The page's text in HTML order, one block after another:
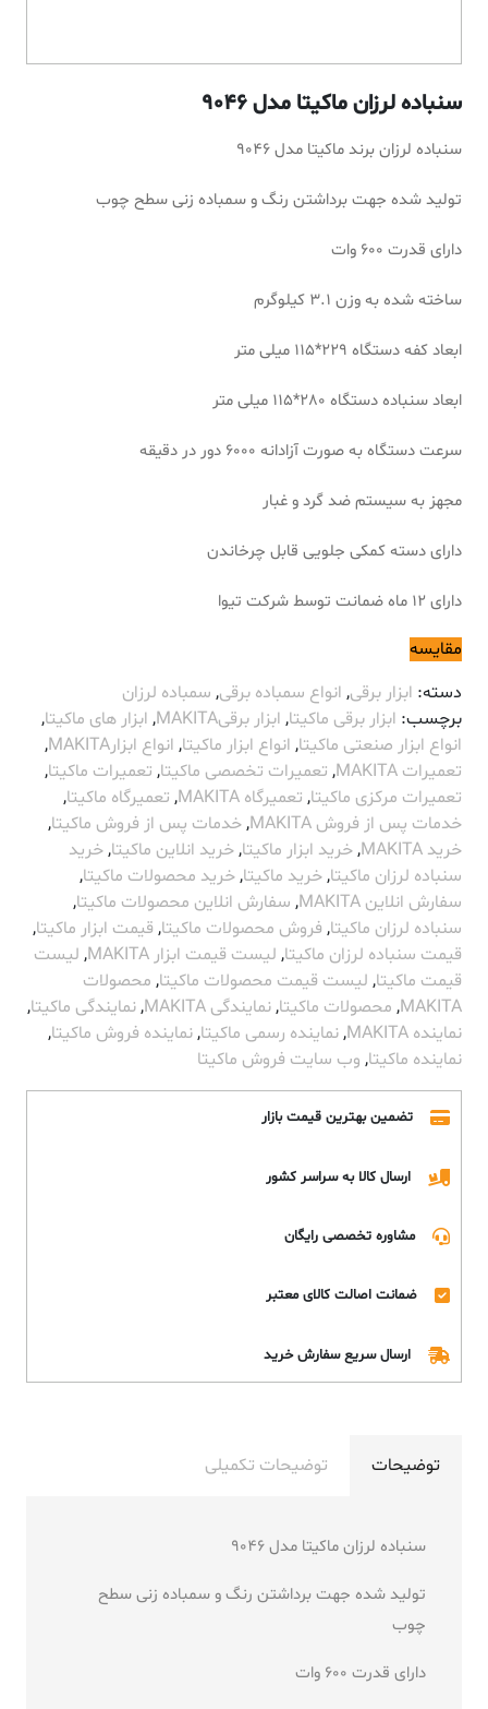
سنباده لرزان ماکیتا مدل 9046
سنباده لرزان برند ماکیتا مدل 9046
تولید شده جهت برداشتن رنگ و سمباده زنی سطح چوب
دارای قدرت 600 وات
ساخته شده به وزن 3.1 کیلوگرم
ابعاد کفه دستگاه 229*115 میلی متر
ابعاد سنباده دستگاه 280*115 میلی متر
سرعت دستگاه به صورت آزادانه 6000 دور در دقیقه
مجهز به سیستم ضد گرد و غبار
دارای دسته کمکی جلویی قابل چرخاندن
دارای 12 ماه ضمانت توسط شرکت تیوا
مقایسه
دسته: ابزار برقی, انواع سمباده برقی, سمباده لرزان
برچسب: ابزار برقی ماکیتا, ابزار برقیMAKITA , ابزار های ماکیتا,
انواع ابزار صنعتی ماکیتا, انواع ابزار ماکیتا, انواع ابزارMAKITA
,
تعمیرات MAKITA
, تعمیرات تخصصی ماکیتا, تعمیرات ماکیتا,
تعمیرات مرکزی ماکیتا, تعمیرگاه MAKITA , تعمیرگاه ماکیتا,
خدمات پس از فروش MAKITA
,خدمات پس از فروش ماکیتا,
خرید MAKITA
,خرید ابزار ماکیتا,خرید انلاین ماکیتا,خرید
سنباده لرزان ماکیتا,خرید ماکیتا,خرید محصولات ماکیتا,
سفارش انلاین MAKITA
, سفارش انلاین محصولات ماکیتا,
سنباده لرزان ماکیتا, فروش محصولات ماکیتا, قیمت ابزار ماکیتا,
قیمت سنباده لرزان ماکیتا, لیست قیمت ابزار MAKITA , لیست
قیمت ماکیتا, لیست قیمت محصولات ماکیتا, محصولات
MAKITA
, محصولات ماکیتا,نمایندگی MAKITA ,نمایندگی ماکیتا,
نماینده MAKITA
,نماینده رسمی ماکیتا,نماینده فروش ماکیتا,
نماینده ماکیتا, وب سایت فروش ماکیتا
تضمین بهترین قیمت بازار
ارسال کالا به سراسر کشور
مشاوره تخصصی رایگان
ضمانت اصالت کالای معتبر
ارسال سریع سفارش خرید
توضیحات توضیحات تکمیلی
سنباده لرزان ماکیتا مدل 9046
تولید شده جهت برداشتن رنگ و سمباده زنی سطح
چوب
دارای قدرت 600 وات